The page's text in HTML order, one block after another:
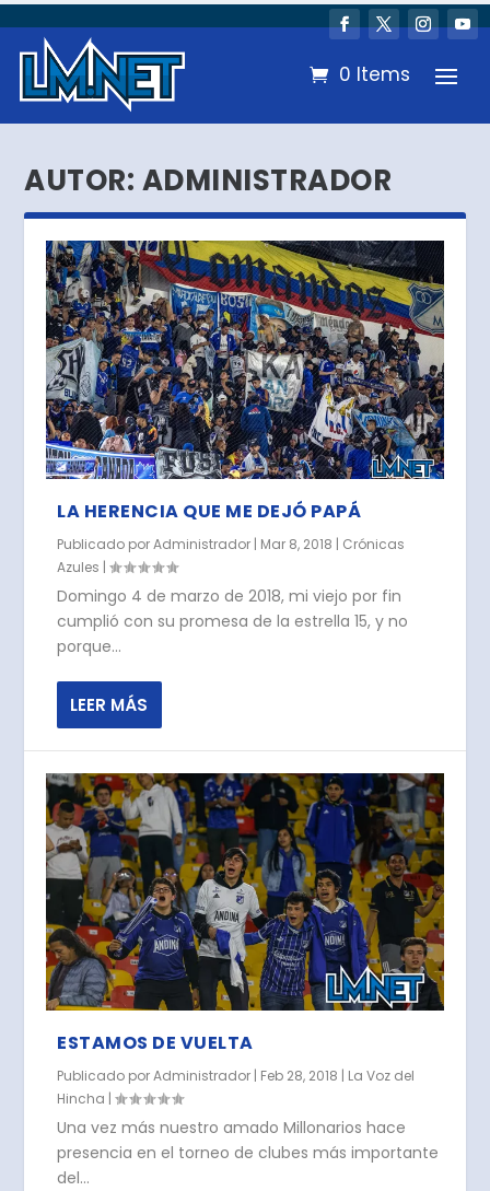
0 Items
AUTOR: ADMINISTRADOR
LA HERENCIA QUE ME DEJÓ PAPÁ
Publicado porAdministrador | Mar 8, 2018 | Crónicas
Azules |
Domingo 4 de marzo de 2018, mi viejo por fin
cumplió con su promesa de la estrella 15, y no
porque...
LEER MÁS
ESTAMOS DE VUELTA
Publicado porAdministrador | Feb 28, 2018 | La Voz del
Hincha |
Una vez más nuestro amado Millonarios hace
presencia en el torneo de clubes más importante
del...